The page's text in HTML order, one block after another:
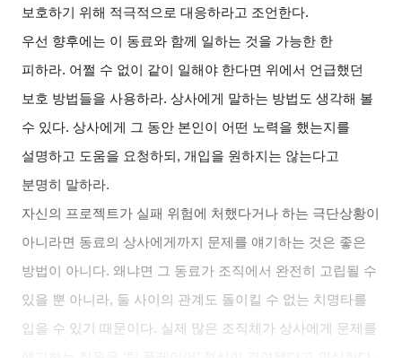
보호하기 위해 적극적으로 대응하라고 조언한다.
우선 향후에는 이 동료와 함께 일하는 것을 가능한 한
피하라. 어쩔 수 없이 같이 일해야 한다면 위에서 언급했던
보호 방법들을 사용하라. 상사에게 말하는 방법도 생각해 볼
수 있다. 상사에게 그 동안 본인이 어떤 노력을 했는지를
설명하고 도움을 요청하되, 개입을 원하지는 않는다고
분명히 말하라.
자신의 프로젝트가 실패 위험에 처했다거나 하는 극단상황이
아니라면 동료의 상사에게까지 문제를 얘기하는 것은 좋은
방법이 아니다. 왜냐면 그 동료가 조직에서 완전히 고립될 수
있을 뿐 아니라, 둘 사이의 관계도 돌이킬 수 없는 치명타를
입을 수 있기 때문이다. 실제 많은 조직체가 상사에게 문제를